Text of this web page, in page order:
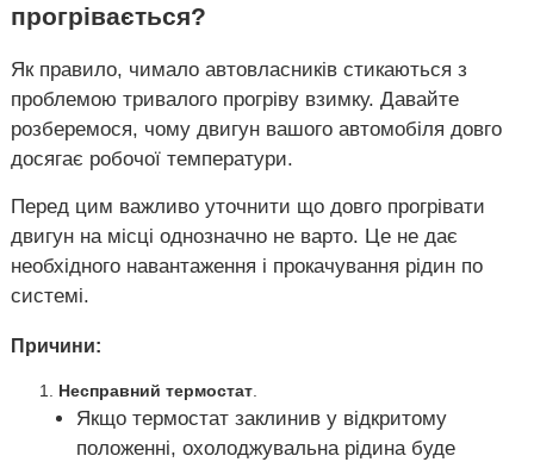
прогрівається?
Як правило, чимало автовласників стикаються з
проблемою тривалого прогріву взимку. Давайте
розберемося, чому двигун вашого автомобіля довго
досягає робочої температури.
Перед цим важливо уточнити що довго прогрівати
двигун на місці однозначно не варто. Це не дає
необхідного навантаження і прокачування рідин по
системі.
Причини:
Несправний термостат.
Якщо термостат заклинив у відкритому
положенні, охолоджувальна рідина буде